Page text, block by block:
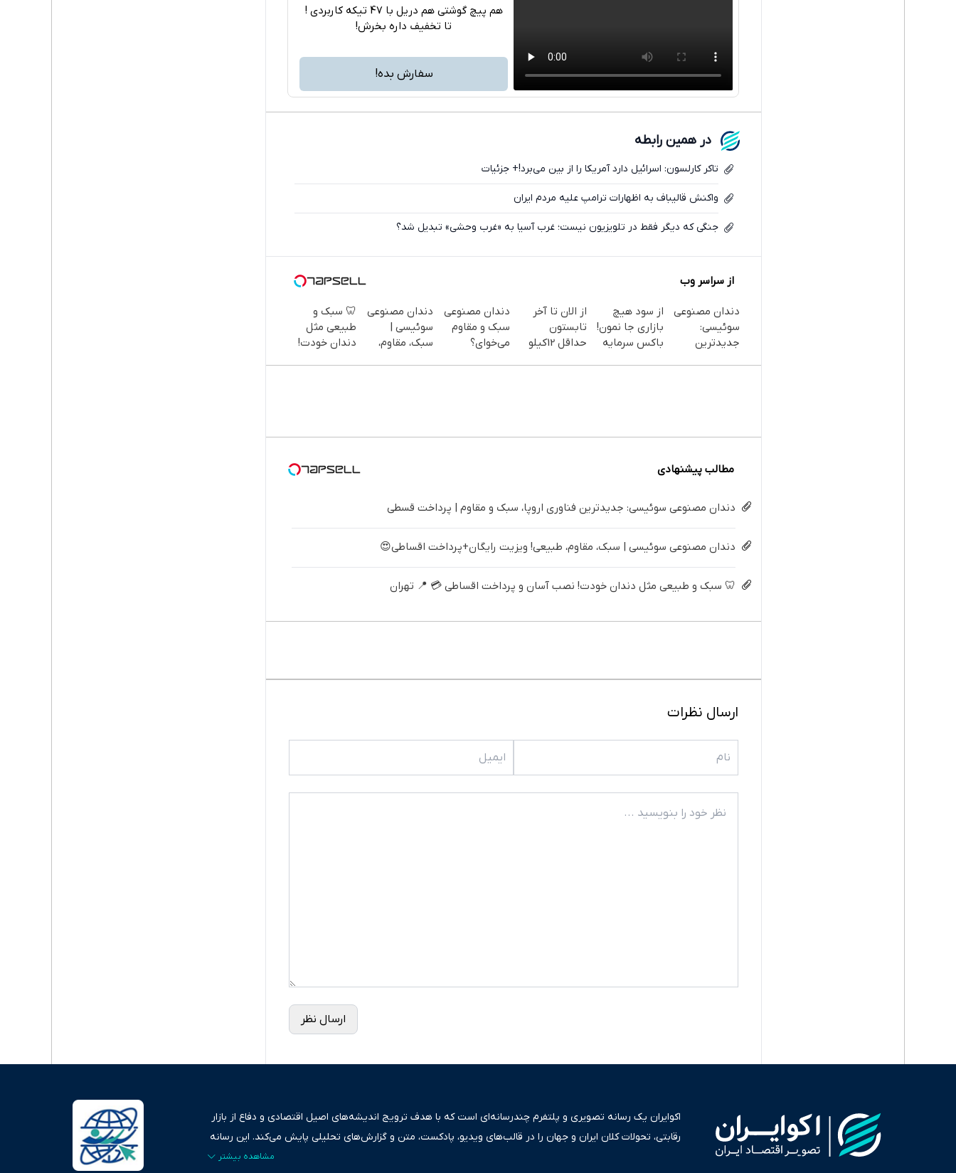
تلگرام
فیسبوک
هم پیچ گوشتی هم دریل با 47 تیکه کاربردی !
تا تخفیف داره بخرش!
سفارش بده!
در همین رابطه
تاکر کارلسون: اسرائیل دارد آمریکا را از بین می‌برد!+ جزئیات
واکنش قالیباف به اظهارات ترامپ علیه مردم ایران
جنگی که دیگر فقط در تلویزیون نیست؛ غرب آسیا به «غرب وحشی» تبدیل شد؟
از سراسر وب
دندان مصنوعی
سوئیسی:
جدیدترین
از سود هیچ
بازاری جا نمون!
باکس سرمایه
از الان تا آخر
تابستون
حداقل 12کیلو
دندان مصنوعی
سبک و مقاوم
می‌خوای؟
دندان مصنوعی
سوئیسی |
سبک، مقاوم،
🦷 سبک و
طبیعی مثل
دندان خودت!
مطالب پیشنهادی
دندان مصنوعی سوئیسی: جدیدترین فناوری اروپا، سبک و مقاوم | پرداخت قسطی
دندان مصنوعی سوئیسی | سبک، مقاوم، طبیعی! ویزیت رایگان+پرداخت اقساطی😍
🦷 سبک و طبیعی مثل دندان خودت! نصب آسان و پرداخت اقساطی 💳 📍 تهران
ارسال نظرات
ارسال نظر
اکوایران یک رسانه تصویری و پلتفرم چندرسانه‌ای است که با هدف ترویج اندیشه‌های اصیل اقتصادی و دفاع از بازار
رقابتی، تحولات کلان ایران و جهان را در قالب‌های ویدیو، پادکست، متن و گزارش‌های تحلیلی پایش می‌کند. این رسانه
به عنوان منبعی دقیق و قابل اعتماد، فراتر از اطلاع‌رسانی صرف، به تبیین سیاست‌ها و کارکردهای بازارهای مالی،